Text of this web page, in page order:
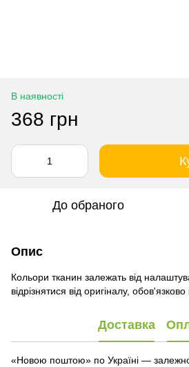
В наявності
368 грн
До обраного
Опис
Кольори тканин залежать від
відрізнятися від оригіналу,
Доставка
«Новою поштою» по Україні —